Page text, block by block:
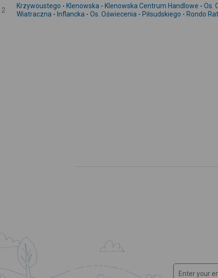
2
Krzywoustego - Klenowska - Klenowska Centrum Handlowe - Os.
Wiatraczna - Inflancka - Os. Oświecenia - Piłsudskiego - Rondo